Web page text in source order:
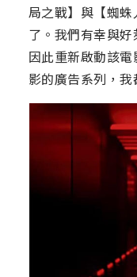
局之戰】與【蜘
了。我們有幸與好
因此重新啟動該
影的廣告系列，我